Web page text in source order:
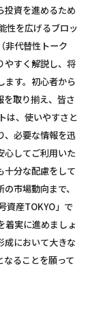
投資を進めるため
性を広げるブロッ
非代替性トーク
やすく解説し、将
ます。初心者から
取り揃え、皆さ
は、使いやすさと
、必要な情報を迅
心してご利用いた
十分な配慮をして
市場動向まで、
資産TOKYO」で
着実に進めましょ
成において大きな
ることを願って